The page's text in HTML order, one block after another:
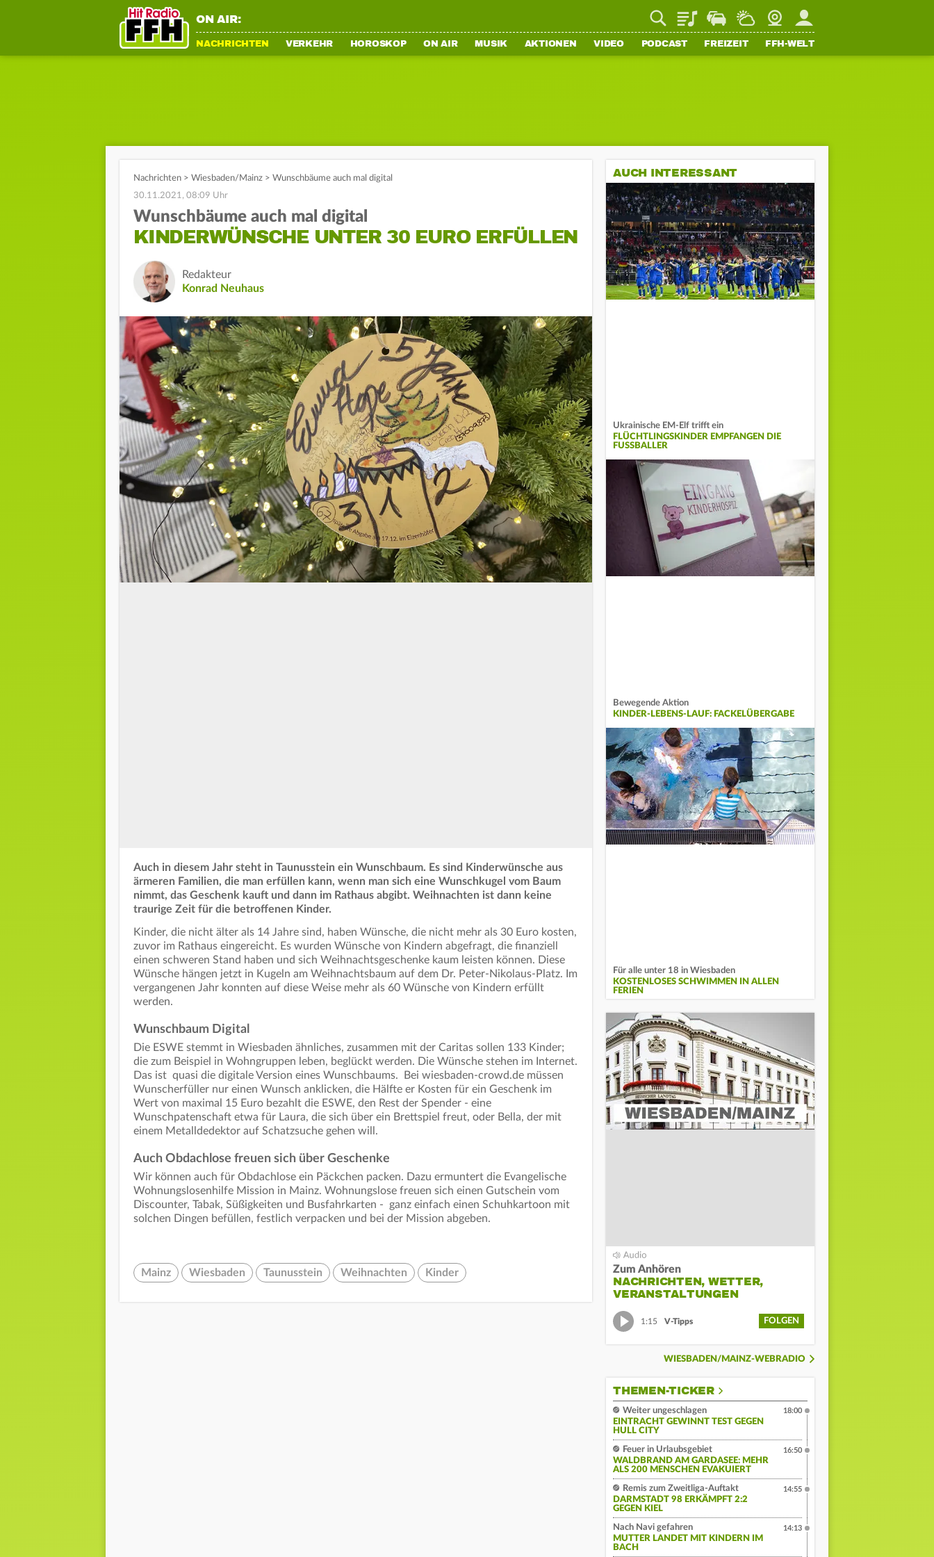
ON AIR: PlaylistStaupilotWetterWebcamMein FFH
NACHRICHTEN VERKEHR HOROSKOP ON AIR MUSIK AKTIONEN VIDEO PODCAST FREIZEIT FFH-WELT
Nachrichten > Wiesbaden/Mainz > Wunschbäume auch mal digital
30.11.2021, 08:09 Uhr
Wunschbäume auch mal digital
KINDERWÜNSCHE UNTER 30 EURO ERFÜLLEN
Redakteur
Konrad Neuhaus
Auch in diesem Jahr steht in Taunusstein ein Wunschbaum. Es sind Kinderwünsche aus
ärmeren Familien, die man erfüllen kann, wenn man sich eine Wunschkugel vom Baum
nimmt, das Geschenk kauft und dann im Rathaus abgibt. Weihnachten ist dann keine
traurige Zeit für die betroffenen Kinder.
Kinder, die nicht älter als 14 Jahre sind, haben Wünsche, die nicht mehr als 30 Euro kosten,
zuvor im Rathaus eingereicht. Es wurden Wünsche von Kindern abgefragt, die finanziell
einen schweren Stand haben und sich Weihnachtsgeschenke kaum leisten können. Diese
Wünsche hängen jetzt in Kugeln am Weihnachtsbaum auf dem Dr. Peter-Nikolaus-Platz. Im
vergangenen Jahr konnten auf diese Weise mehr als 60 Wünsche von Kindern erfüllt
werden.
Wunschbaum Digital
Die ESWE stemmt in Wiesbaden ähnliches, zusammen mit der Caritas sollen 133 Kinder;
die zum Beispiel in Wohngruppen leben, beglückt werden. Die Wünsche stehen im Internet.
Das ist quasi die digitale Version eines Wunschbaums. Bei wiesbaden-crowd.de müssen
Wunscherfüller nur einen Wunsch anklicken, die Hälfte er Kosten für ein Geschenk im
Wert von maximal 15 Euro bezahlt die ESWE, den Rest der Spender - eine
Wunschpatenschaft etwa für Laura, die sich über ein Brettspiel freut, oder Bella, der mit
einem Metalldedektor auf Schatzsuche gehen will.
Auch Obdachlose freuen sich über Geschenke
Wir können auch für Obdachlose ein Päckchen packen. Dazu ermuntert die Evangelische
Wohnungslosenhilfe Mission in Mainz. Wohnungslose freuen sich einen Gutschein vom
Discounter, Tabak, Süßigkeiten und Busfahrkarten - ganz einfach einen Schuhkartoon mit
solchen Dingen befüllen, festlich verpacken und bei der Mission abgeben.
Mainz Wiesbaden Taunusstein Weihnachten Kinder
AUCH INTERESSANT
Ukrainische EM-Elf trifft ein
FLÜCHTLINGSKINDER EMPFANGEN DIE
FUSSBALLER
Bewegende Aktion
KINDER-LEBENS-LAUF: FACKELÜBERGABE
Für alle unter 18 in Wiesbaden
KOSTENLOSES SCHWIMMEN IN ALLEN
FERIEN
Zum Anhören
NACHRICHTEN, WETTER,
VERANSTALTUNGEN
1:15 V-Tipps FOLGEN
WIESBADEN/MAINZ-WEBRADIO
THEMEN-TICKER
Weiter ungeschlagen
EINTRACHT GEWINNT TEST GEGEN
HULL CITY
18:00
Feuer in Urlaubsgebiet
WALDBRAND AM GARDASEE: MEHR
ALS 200 MENSCHEN EVAKUIERT
16:50
Remis zum Zweitliga-Auftakt
DARMSTADT 98 ERKÄMPFT 2:2
GEGEN KIEL
14:55
Nach Navi gefahren
MUTTER LANDET MIT KINDERN IM
BACH
14:13